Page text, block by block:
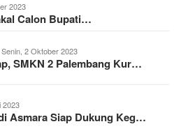
2023
Calon Bupati…
Senin, 2 Oktober 2023
SMKN 2 Palembang Kur…
2023
Asmara Siap Dukung Keg…